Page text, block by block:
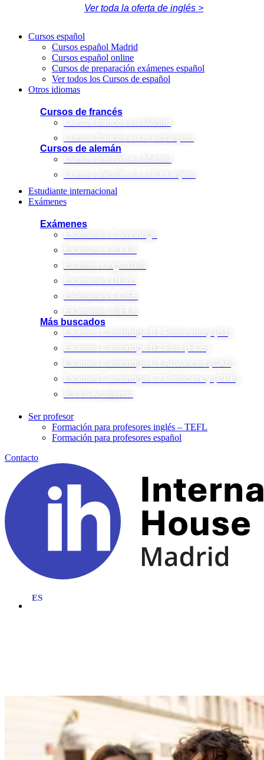
Ver toda la oferta de inglés >
Cursos español
Cursos español Madrid
Cursos español online
Cursos de preparación exámenes español
Ver todos los Cursos de español
Otros idiomas
Cursos de francés
Cursos francés en Madrid
Cursos de alemán
Cursos alemán en Madrid
Cursos alemán en el Extranjero
Estudiante internacional
Exámenes
Exámenes
Exámenes Cambridge
Exámenes IELTS
Examen Linguaskill
Exámenes DELE
Exámenes CCSE
Exámenes SIELE
Más buscados
Examen Cambridge B1 Preliminary (B1)
Examen Cambridge B2 First (FCE)
Examen Cambridge C1 Advanced (CAE)
Examen Cambridge C2 Proficiency (CPE)
IELTS Academic
Ser profesor
Formación para profesores inglés – TEFL
Formación para profesores español
Contacto